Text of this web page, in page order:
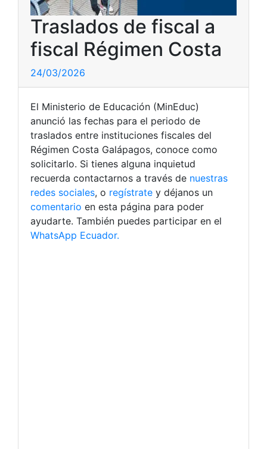
Traslados de fiscal a
fiscal Régimen Costa
24/03/2026
El Ministerio de Educación (MinEduc)
anunció las fechas para el periodo de
traslados entre instituciones fiscales del
Régimen Costa Galápagos, conoce como
solicitarlo. Si tienes alguna inquietud
recuerda contactarnos a través de nuestras
redes sociales, o regístrate y déjanos un
comentario en esta página para poder
ayudarte. También puedes participar en el
WhatsApp Ecuador.